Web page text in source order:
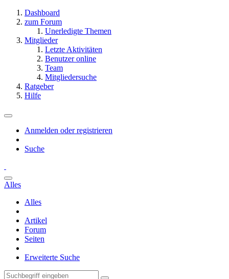
Dashboard
zum Forum
Unerledigte Themen
Mitglieder
Letzte Aktivitäten
Benutzer online
Team
Mitgliedersuche
Ratgeber
Hilfe
Anmelden oder registrieren
Suche
Alles
Alles
Artikel
Forum
Seiten
Erweiterte Suche